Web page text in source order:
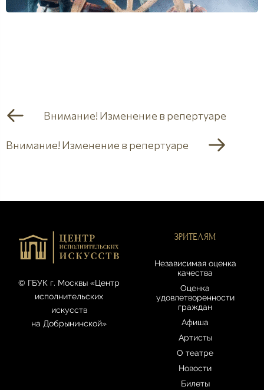
Внимание! Изменение в репертуаре
Внимание! Изменение в репертуаре
© ГБУК г. Москвы «Центр
исполнительских
искусств
на Добрынинской»
ЗРИТЕЛЯМ
Независимая оценка
качества
Оценка
удовлетворенности
граждан
Афиша
Артисты
О театре
Новости
Билеты